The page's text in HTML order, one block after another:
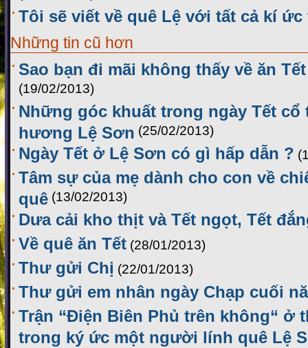
Tôi sẽ viết về quê Lệ với tất cả kí
Những tin cũ hơn
Sao bạn đi mãi không thấy về ăn
(19/02/2013)
Những góc khuất trong ngày Tết cổ
hương Lệ Sơn (25/02/2013)
Ngày Tết ở Lệ Sơn có gì hấp dẫn ?
Tâm sự của mẹ dành cho con về
quê (13/02/2013)
Dưa cải kho thịt và Tết ngọt, Tết
Về quê ăn Tết (28/01/2013)
Thư gửi Chị (22/01/2013)
Thư gửi em nhân ngày Chạp cuối
Trận “Điện Biên Phủ trên không“ ở
trong ký ức một người lính quê Lệ